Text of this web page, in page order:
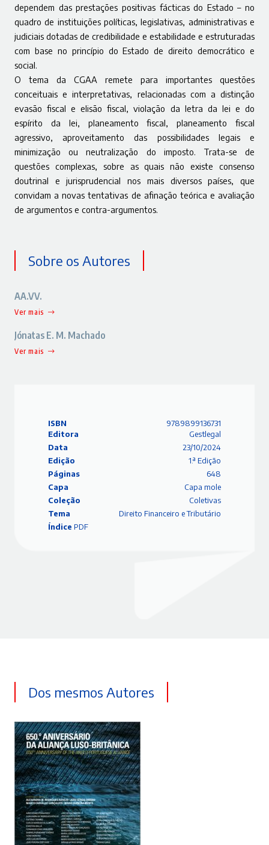
dependem das prestações positivas fácticas do Estado – no
quadro de instituições políticas, legislativas, administrativas e
judiciais dotadas de credibilidade e estabilidade e estruturadas
com base no princípio do Estado de direito democrático e
social.
O tema da CGAA remete para importantes questões
conceituais e interpretativas, relacionadas com a distinção
evasão fiscal e elisão fiscal, violação da letra da lei e do
espírito da lei, planeamento fiscal, planeamento fiscal
agressivo, aproveitamento das possibilidades legais e
minimização ou neutralização do imposto. Trata-se de
questões complexas, sobre as quais não existe consenso
doutrinal e jurisprudencial nos mais diversos países, que
convidam a novas tentativas de afinação teórica e avaliação
de argumentos e contra-argumentos.
Sobre os Autores
AA.VV.
Ver mais
Jónatas E. M. Machado
Ver mais
ISBN
9789899136731
Editora
Gestlegal
Data
23/10/2024
Edição
1.ª Edição
Páginas
648
Capa
Capa mole
Coleção
Coletivas
Tema
Direito Financeiro e Tributário
Índice PDF
Dos mesmos Autores